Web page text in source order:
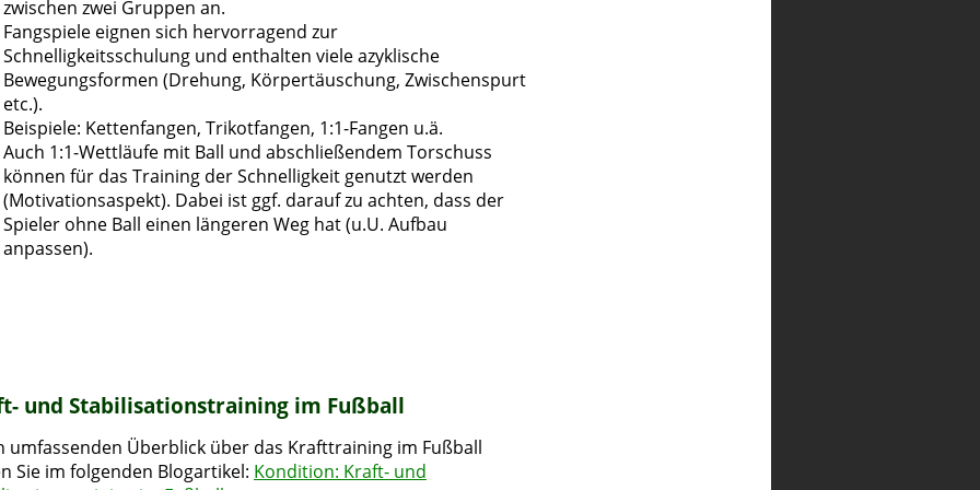
zwischen zwei Gruppen an.
Fangspiele eignen sich hervorragend zur
Schnelligkeitsschulung und enthalten viele azyklische
Bewegungsformen (Drehung, Körpertäuschung, Zwischenspurt
etc.).
Beispiele: Kettenfangen, Trikotfangen, 1:1-Fangen u.ä.
Auch 1:1-Wettläufe mit Ball und abschließendem Torschuss
können für das Training der Schnelligkeit genutzt werden
(Motivationsaspekt). Dabei ist ggf. darauf zu achten, dass der
Spieler ohne Ball einen längeren Weg hat (u.U. Aufbau
anpassen).
und Stabilisationstraining im Fußball
umfassenden Überblick über das Krafttraining im Fußball
Sie im folgenden Blogartikel: Kondition: Kraft- und